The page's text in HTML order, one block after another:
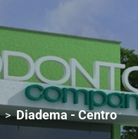
Diadema - Centro